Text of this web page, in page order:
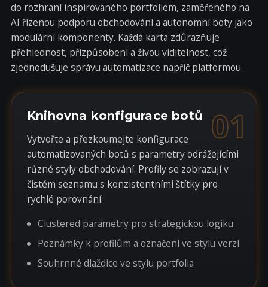
do rozhraní inspirovaného portfoliem, zaměřeného na
AI řízenou podporu obchodování a autonomní boty jako
modulární komponenty. Každá karta zdůrazňuje
přehlednost, přizpůsobení a živou viditelnost, což
zjednodušuje správu automatizace napříč platformou.
01
Knihovna konfigurace botů
Vytvořte a přezkoumejte konfigurace
automatizovaných botů s parametry odrážejícími
různé styly obchodování. Profily se zobrazují v
čistém seznamu s konzistentními štítky pro
rychlé porovnání.
Clustered parametry pro strategickou logiku
Poznámky k profilům a označení ve stylu verzí
Souhrnné dlaždice ve stylu portfolia